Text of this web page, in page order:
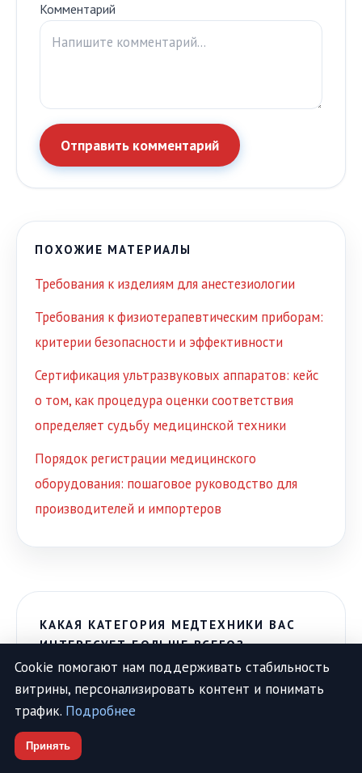
Комментарий
Отправить комментарий
ПОХОЖИЕ МАТЕРИАЛЫ
Требования к изделиям для анестезиологии
Требования к физиотерапевтическим приборам:
критерии безопасности и эффективности
Сертификация ультразвуковых аппаратов: кейс
о том, как процедура оценки соответствия
определяет судьбу медицинской техники
Порядок регистрации медицинского
оборудования: пошаговое руководство для
производителей и импортеров
КАКАЯ КАТЕГОРИЯ МЕДТЕХНИКИ ВАС
ИНТЕРЕСУЕТ БОЛЬШЕ ВСЕГО?
Тонометры и глюкометры
Реабилитационное оборудование
Ингаляторы и термометры
Cookie помогают нам поддерживать стабильность
витрины, персонализировать контент и понимать
трафик. Подробнее
Принять